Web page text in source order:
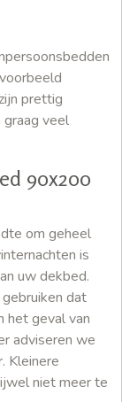
prettig
veel
90x200
om geheel
is
uw dekbed.
dat
het geval van
adviseren we
Kleinere
niet meer te